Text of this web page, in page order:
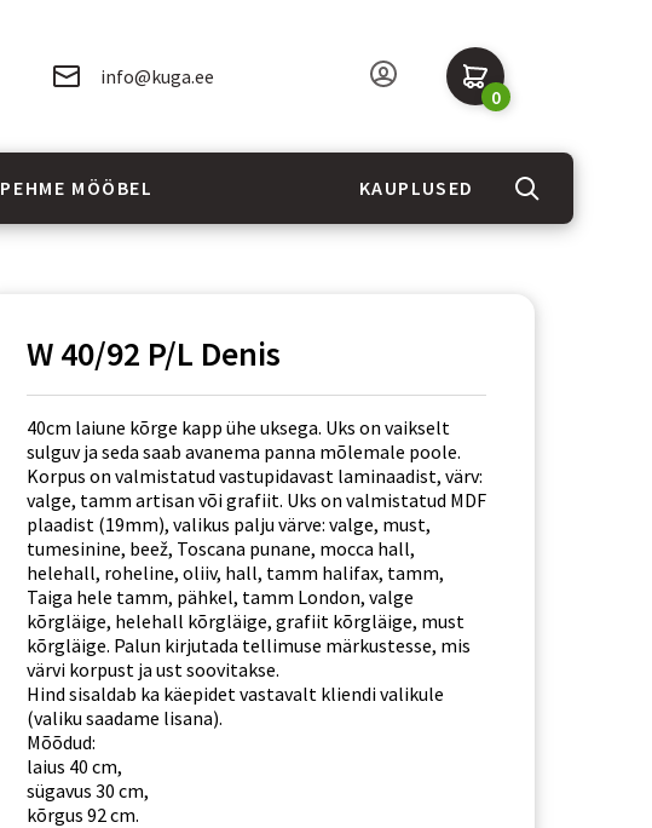
info@kuga.ee
0
PEHME MÖÖBEL KAUPLUSED
W 40/92 P/L Denis
40cm laiune kõrge kapp ühe uksega. Uks on vaikselt
sulguv ja seda saab avanema panna mõlemale poole.
Korpus on valmistatud vastupidavast laminaadist, värv:
valge, tamm artisan või grafiit. Uks on valmistatud MDF
plaadist (19mm), valikus palju värve: valge, must,
tumesinine, beež, Toscana punane, mocca hall,
helehall, roheline, oliiv, hall, tamm halifax, tamm,
Taiga hele tamm, pähkel, tamm London, valge
kõrgläige, helehall kõrgläige, grafiit kõrgläige, must
kõrgläige. Palun kirjutada tellimuse märkustesse, mis
värvi korpust ja ust soovitakse.
Hind sisaldab ka käepidet vastavalt kliendi valikule
(valiku saadame lisana).
Mõõdud:
laius 40 cm,
sügavus 30 cm,
kõrgus 92 cm.